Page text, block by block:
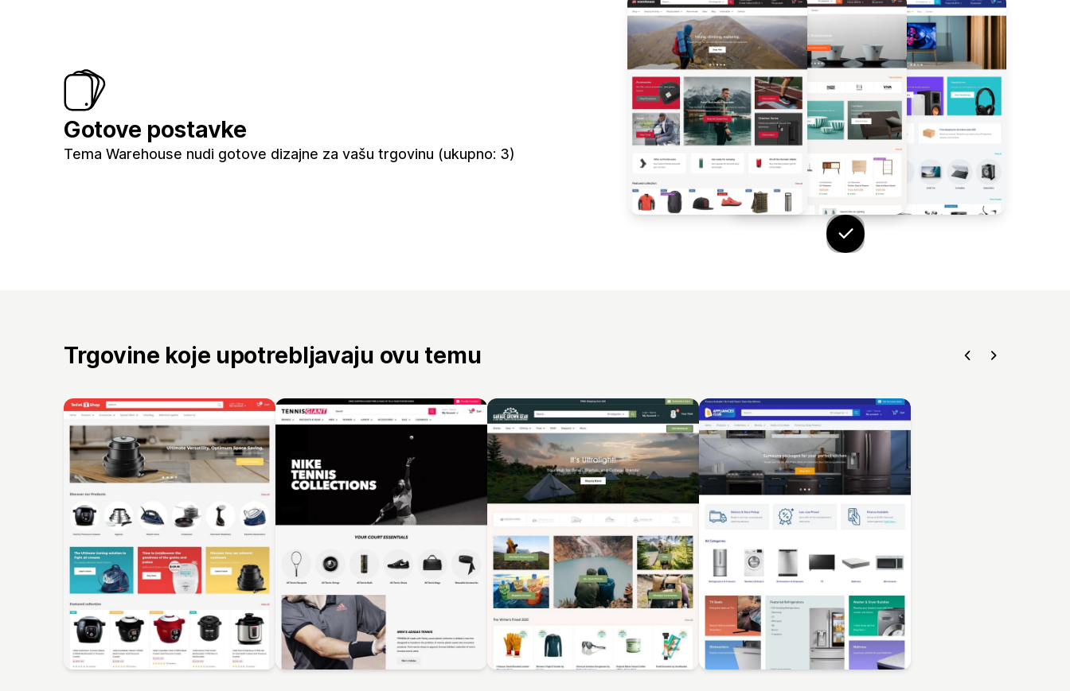
Gotove postavke
Tema Warehouse nudi gotove dizajne za vašu trgovinu (ukupno: 3)
Trgovine koje upotrebljavaju ovu temu